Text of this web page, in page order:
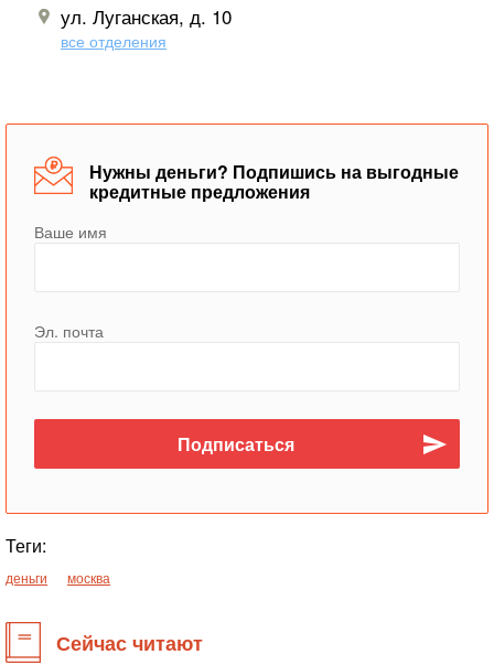
ул. Луганская, д. 10
все отделения
Нужны деньги? Подпишись на выгодные
кредитные предложения
Ваше имя
Эл. почта
Теги:
деньги москва
Сейчас читают